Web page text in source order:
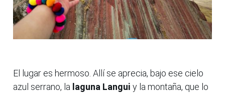
El lugar es hermoso. Allí se aprecia, bajo ese cielo
azul serrano, la laguna Langui y la montaña, que lo